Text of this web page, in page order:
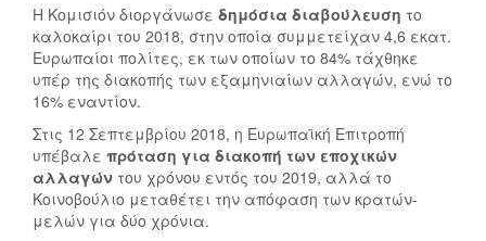
Η Κομισιόν διοργάνωσε δημόσια διαβούλευση το
καλοκαίρι του 2018, στην οποία συμμετείχαν 4,6 εκατ.
Ευρωπαίοι πολίτες, εκ των οποίων το 84% τάχθηκε
υπέρ της διακοπής των εξαμηνιαίων αλλαγών, ενώ το
16% εναντίον.
Στις 12 Σεπτεμβρίου 2018, η Ευρωπαϊκή Επιτροπή
υπέβαλε πρόταση για διακοπή των εποχικών
αλλαγών του χρόνου εντός του 2019, αλλά το
Κοινοβούλιο μεταθέτει την απόφαση των κρατών-
μελών για δύο χρόνια.
Τ
Ε
Γ
Υ
Ρ
Ν
Ά
Μ
Ε
Τ